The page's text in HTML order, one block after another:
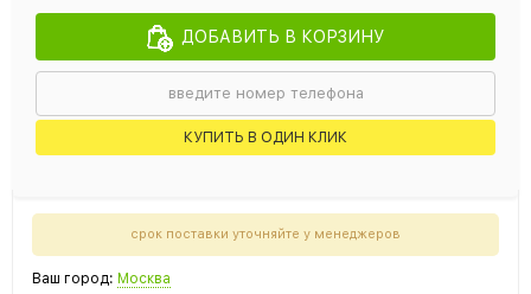
ДОБАВИТЬ В КОРЗИНУ
КУПИТЬ В ОДИН КЛИК
срок поставки уточняйте у менеджеров
Ваш город: Москва